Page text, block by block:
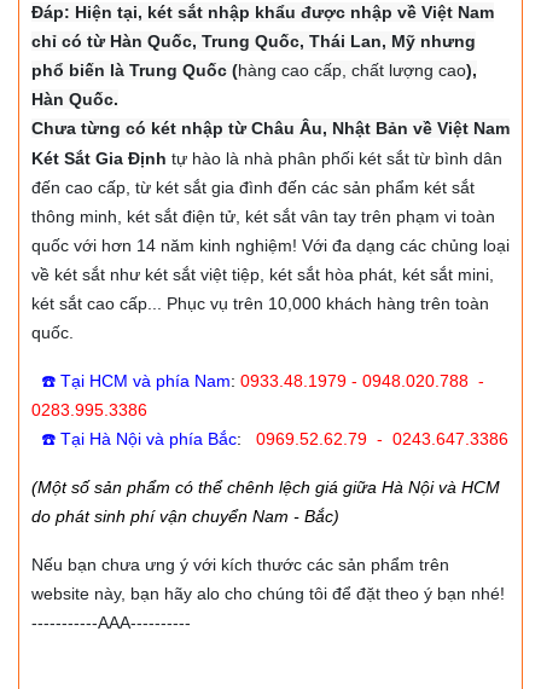
Đáp: Hiện tại, két sắt nhập khẩu được nhập về Việt Nam
chỉ có từ Hàn Quốc, Trung Quốc, Thái Lan, Mỹ nhưng
phổ biến là Trung Quốc (hàng cao cấp, chất lượng cao),
Hàn Quốc.
Chưa từng có két nhập từ Châu Âu, Nhật Bản về Việt Nam
Két Sắt Gia Định tự hào là nhà phân phối két sắt từ bình dân
đến cao cấp, từ két sắt gia đình đến các sản phẩm két sắt
thông minh, két sắt điện tử, két sắt vân tay trên phạm vi toàn
quốc với hơn 14 năm kinh nghiệm! Với đa dạng các chủng loại
về két sắt như két sắt việt tiệp, két sắt hòa phát, két sắt mini,
két sắt cao cấp... Phục vụ trên 10,000 khách hàng trên toàn
quốc.
☎️ Tại HCM và phía Nam: 0933.48.1979 - 0948.020.788 -
0283.995.3386
☎️ Tại Hà Nội và phía Bắc: 0969.52.62.79 - 0243.647.3386
(Một số sản phẩm có thể chênh lệch giá giữa Hà Nội và HCM
do phát sinh phí vận chuyển Nam - Bắc)
Nếu bạn chưa ưng ý với kích thước các sản phẩm trên
website này, bạn hãy alo cho chúng tôi để đặt theo ý bạn nhé!
-----------AAA----------